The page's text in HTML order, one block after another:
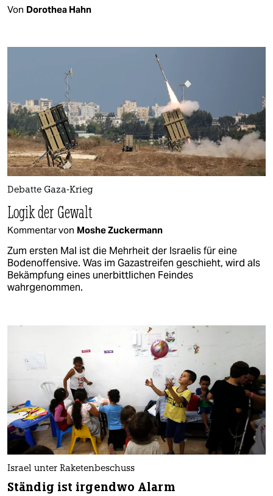
Von Dorothea Hahn
Debatte Gaza-Krieg
Logik der Gewalt
Kommentar von Moshe Zuckermann
Zum ersten Mal ist die Mehrheit der Israelis für eine
Bodenoffensive. Was im Gazastreifen geschieht, wird als
Bekämpfung eines unerbittlichen Feindes
wahrgenommen.
Israel unter Raketenbeschuss
Ständig ist irgendwo Alarm